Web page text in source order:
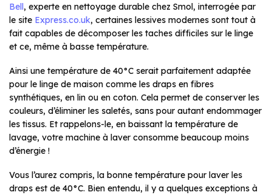
Bell , experte en nettoyage durable chez Smol, interrogée par
le site Express.co.uk, certaines lessives modernes sont tout à
fait capables de décomposer les taches difficiles sur le linge
et ce, même à basse température.
Ainsi une température de 40°C serait parfaitement adaptée
pour le linge de maison comme les draps en fibres
synthétiques, en lin ou en coton. Cela permet de conserver les
couleurs, d’éliminer les saletés, sans pour autant endommager
les tissus. Et rappelons-le, en baissant la température de
lavage, votre machine à laver consomme beaucoup moins
d’énergie !
Vous l’aurez compris, la bonne température pour laver les
draps est de 40°C. Bien entendu, il y a quelques exceptions à